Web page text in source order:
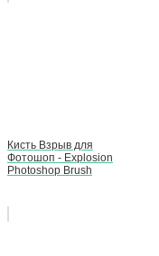
Кисть Взрыв для
Фотошоп - Explosion
Photoshop Brush